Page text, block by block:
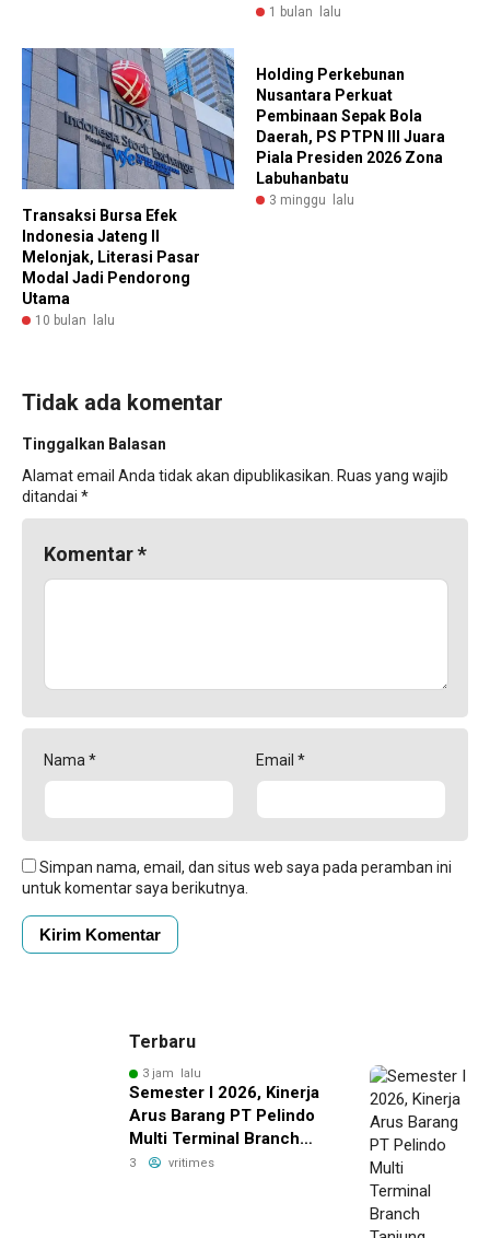
1 bulan lalu
Transaksi Bursa Efek
Indonesia Jateng II
Melonjak, Literasi Pasar
Modal Jadi Pendorong
Utama
10 bulan lalu
Holding Perkebunan
Nusantara Perkuat
Pembinaan Sepak Bola
Daerah, PS PTPN III Juara
Piala Presiden 2026 Zona
Labuhanbatu
3 minggu lalu
Tidak ada komentar
Tinggalkan Balasan
Alamat email Anda tidak akan dipublikasikan. Ruas yang wajib
ditandai *
Komentar*
Nama* Email *
Simpan nama, email, dan situs web saya pada peramban ini
untuk komentar saya berikutnya.
Terbaru
3 jam lalu
Semester I 2026, Kinerja
Arus Barang PT Pelindo
Multi Terminal Branch
Tanjung Emas Meningkat
3 vritimes